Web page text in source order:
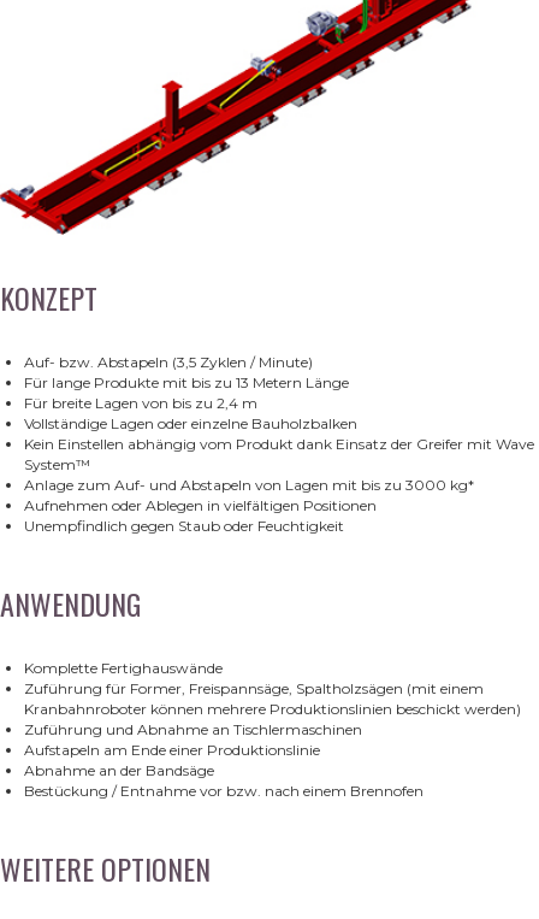
KONZEPT
Auf- bzw. Abstapeln (3,5 Zyklen / Minute)
Für lange Produkte mit bis zu 13 Metern Länge
Für breite Lagen von bis zu 2,4 m
Vollständige Lagen oder einzelne Bauholzbalken
Kein Einstellen abhängig vom Produkt dank Einsatz der Greifer mit Wave
System™
Anlage zum Auf- und Abstapeln von Lagen mit bis zu 3000 kg*
Aufnehmen oder Ablegen in vielfältigen Positionen
Unempfindlich gegen Staub oder Feuchtigkeit
ANWENDUNG
Komplette Fertighauswände
Zuführung für Former, Freispannsäge, Spaltholzsägen (mit einem
Kranbahnroboter können mehrere Produktionslinien beschickt werden)
Zuführung und Abnahme an Tischlermaschinen
Aufstapeln am Ende einer Produktionslinie
Abnahme an der Bandsäge
Bestückung / Entnahme vor bzw. nach einem Brennofen
WEITERE OPTIONEN